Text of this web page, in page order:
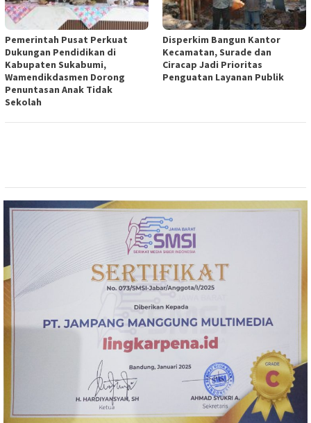
Pemerintah Pusat Perkuat
Dukungan Pendidikan di
Kabupaten Sukabumi,
Wamendikdasmen Dorong
Penuntasan Anak Tidak
Sekolah
Disperkim Bangun Kantor
Kecamatan, Surade dan
Ciracap Jadi Prioritas
Penguatan Layanan Publik